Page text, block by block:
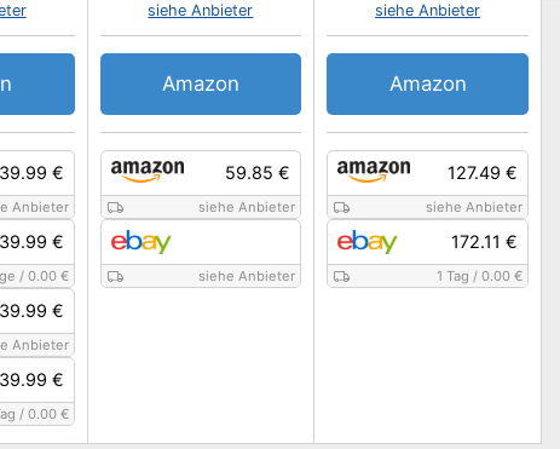
39.99 €
Anbieter
39.99 €
/ 0.00 €
39.99 €
Anbieter
39.99 €
/ 0.00 €
59.85 €
siehe Anbieter
siehe Anbieter
siehe Anbieter
Amazon
127.49 €
siehe Anbieter
172.11 €
1 Tag / 0.00 €
siehe Anbieter
Amazon